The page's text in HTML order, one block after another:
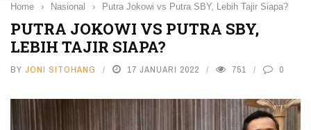
Home › Nasional › Putra Jokowi vs Putra SBY, Lebih Tajir Siapa?
PUTRA JOKOWI VS PUTRA SBY,
LEBIH TAJIR SIAPA?
BY JONI SITOHANG 17 JANUARI 2022 751 0
Share